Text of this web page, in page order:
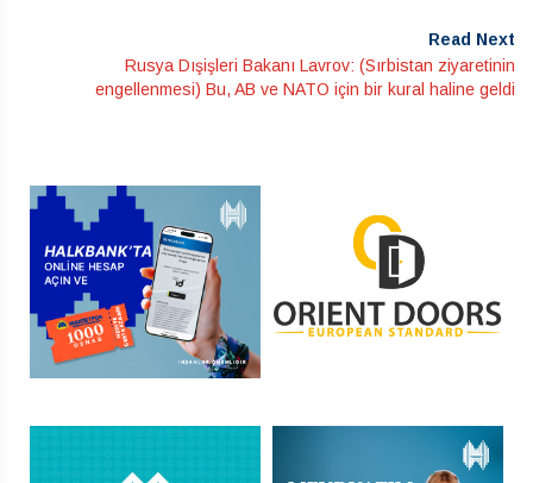
Read Next
Rusya Dışişleri Bakanı Lavrov: (Sırbistan ziyaretinin
engellenmesi) Bu, AB ve NATO için bir kural haline geldi